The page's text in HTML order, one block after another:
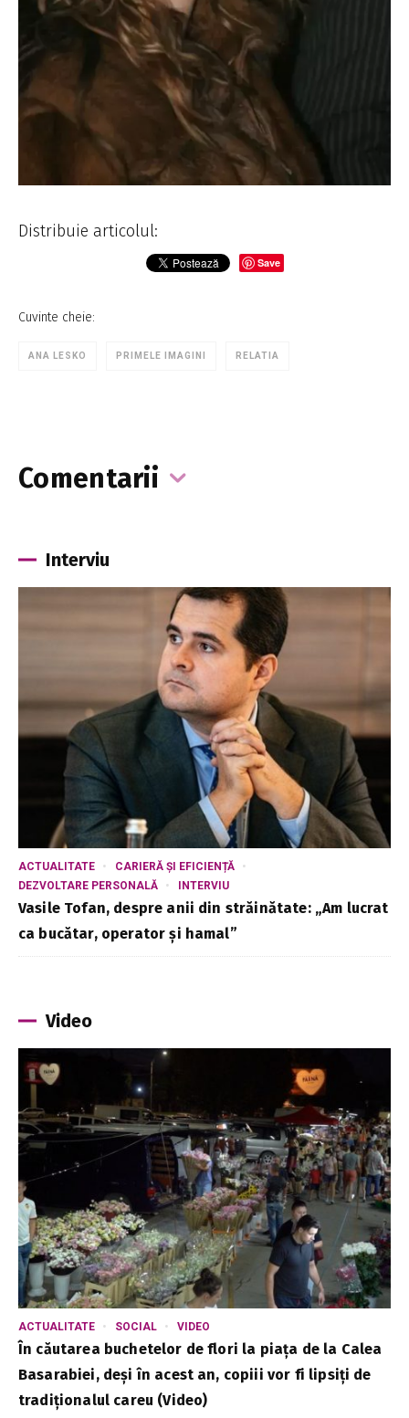
Distribuie articolul:
Save
Cuvinte cheie:
ANA LESKO PRIMELE IMAGINI RELATIA
Comentarii
Interviu
ACTUALITATE
CARIERĂ ȘI EFICIENȚĂ
DEZVOLTARE PERSONALĂ
INTERVIU
Vasile Tofan, despre anii din străinătate: „Am lucrat
ca bucătar, operator și hamal”
Video
ACTUALITATE SOCIAL VIDEO
În căutarea buchetelor de flori la piața de la Calea
Basarabiei, deși în acest an, copiii vor fi lipsiți de
tradiționalul careu (Video)